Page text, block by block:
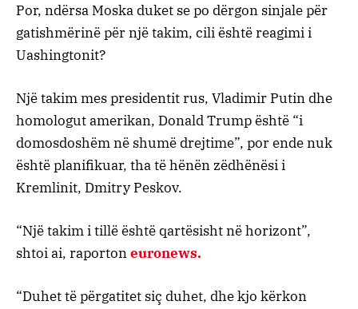
Por, ndërsa Moska duket se po dërgon sinjale për
gatishmërinë për një takim, cili është reagimi i
Uashingtonit?
Një takim mes presidentit rus, Vladimir Putin dhe
homologut amerikan, Donald Trump është “i
domosdoshëm në shumë drejtime”, por ende nuk
është planifikuar, tha të hënën zëdhënësi i
Kremlinit, Dmitry Peskov.
“Një takim i tillë është qartësisht në horizont”,
shtoi ai, raportoneuronews.
“Duhet të përgatitet siç duhet, dhe kjo kërkon